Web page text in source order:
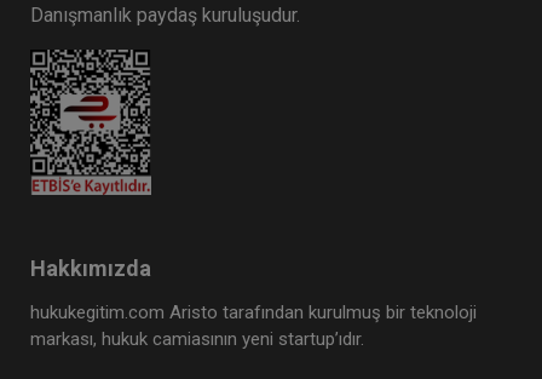
Sermaye Piyasası Hukuku - IV. Ticaret Hukuku
Kongresi - XII. Oturum
360 TL
Tüketici Hukuku Enstitüsü
Danışmanlık paydaş kuruluşudur.
Hakkımızda
hukukegitim.com Aristo tarafından kurulmuş bir teknoloji
markası, hukuk camiasının yeni startup’ıdır.